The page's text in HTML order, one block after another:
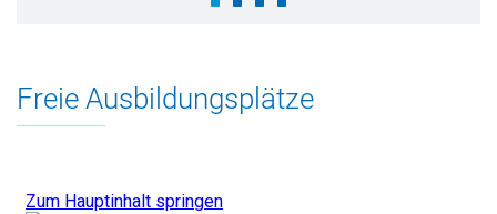
Freie Ausbildungsplätze